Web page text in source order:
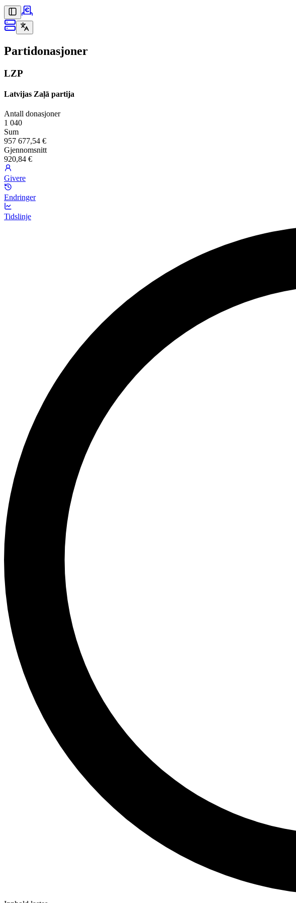
Partidonasjoner
LZP
Latvijas Zaļā partija
Antall donasjoner
1 040
Sum
957 677,54 €
Gjennomsnitt
920,84 €
Givere
Endringer
Tidslinje